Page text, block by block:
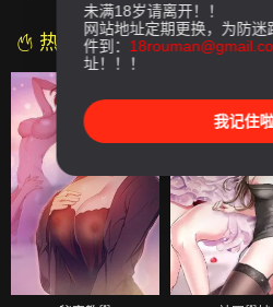
热门漫画
未满18岁请离开！！
网站地址定期更换，为防迷
件到：
址！！！
我记住